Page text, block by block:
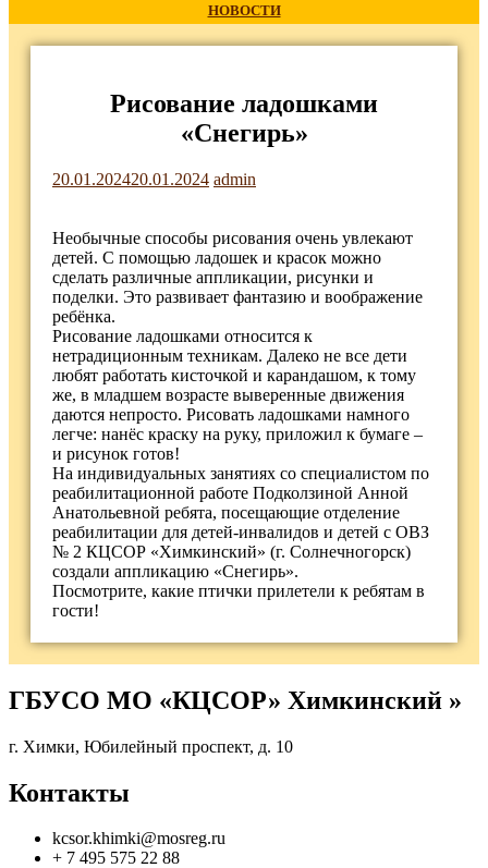
НОВОСТИ
Рисование ладошками
«Снегирь»
20.01.202420.01.2024 admin
Необычные способы рисования очень увлекают
детей. С помощью ладошек и красок можно
сделать различные аппликации, рисунки и
поделки. Это развивает фантазию и воображение
ребёнка.
Рисование ладошками относится к
нетрадиционным техникам. Далеко не все дети
любят работать кисточкой и карандашом, к тому
же, в младшем возрасте выверенные движения
даются непросто. Рисовать ладошками намного
легче: нанёс краску на руку, приложил к бумаге –
и рисунок готов!
На индивидуальных занятиях со специалистом по
реабилитационной работе Подколзиной Анной
Анатольевной ребята, посещающие отделение
реабилитации для детей-инвалидов и детей с ОВЗ
№ 2 КЦСОР «Химкинский» (г. Солнечногорск)
создали аппликацию «Снегирь».
Посмотрите, какие птички прилетели к ребятам в
гости!
ГБУСО МО «КЦСОР» Химкинский »
г. Химки, Юбилейный проспект, д. 10
Контакты
kcsor.khimki@mosreg.ru
+ 7 495 575 22 88